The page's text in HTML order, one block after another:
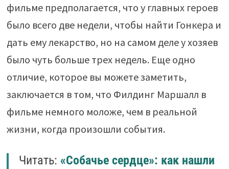
фильме предполагается, что у главных героев
было всего две недели, чтобы найти Гонкера и
дать ему лекарство, но на самом деле у хозяев
было чуть больше трех недель. Еще одно
отличие, которое вы можете заметить,
заключается в том, что Филдинг Маршалл в
фильме немного моложе, чем в реальной
жизни, когда произошли события.
Читать: «Собачье сердце»: как нашли